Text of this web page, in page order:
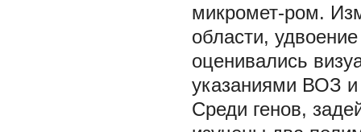
микромет-ром.
области,
оценивались
указаниями ВОЗ и
Среди генов,